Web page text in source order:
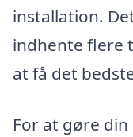
installation.
indhente flere
at få det
For at gøre